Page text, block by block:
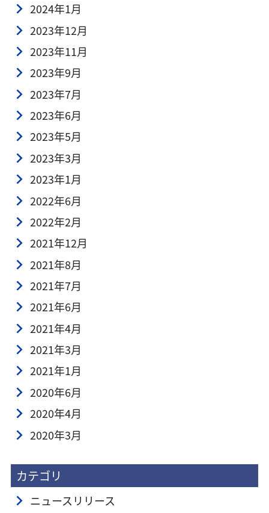
2024年1月
2023年12月
2023年11月
2023年9月
2023年7月
2023年6月
2023年5月
2023年3月
2023年1月
2022年6月
2022年2月
2021年12月
2021年8月
2021年7月
2021年6月
2021年4月
2021年3月
2021年1月
2020年6月
2020年4月
2020年3月
カテゴリ
ニュースリリース